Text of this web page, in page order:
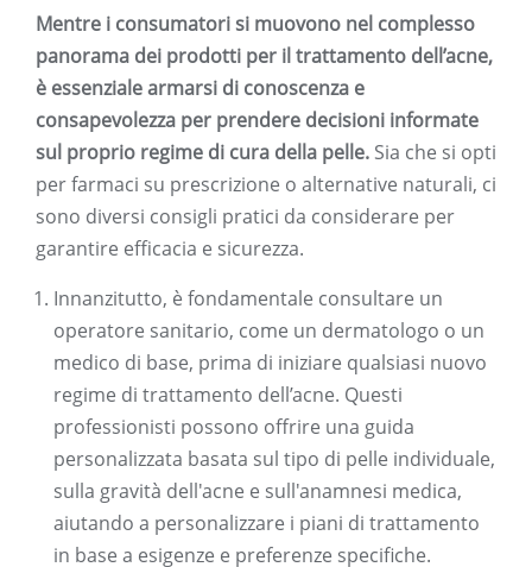
Mentre i consumatori si muovono nel complesso
panorama dei prodotti per il trattamento dell’acne,
è essenziale armarsi di conoscenza e
consapevolezza per prendere decisioni informate
sul proprio regime di cura della pelle. Sia che si opti
per farmaci su prescrizione o alternative naturali, ci
sono diversi consigli pratici da considerare per
garantire efficacia e sicurezza.
Innanzitutto, è fondamentale consultare un
operatore sanitario, come un dermatologo o un
medico di base, prima di iniziare qualsiasi nuovo
regime di trattamento dell’acne. Questi
professionisti possono offrire una guida
personalizzata basata sul tipo di pelle individuale,
sulla gravità dell'acne e sull'anamnesi medica,
aiutando a personalizzare i piani di trattamento
in base a esigenze e preferenze specifiche.